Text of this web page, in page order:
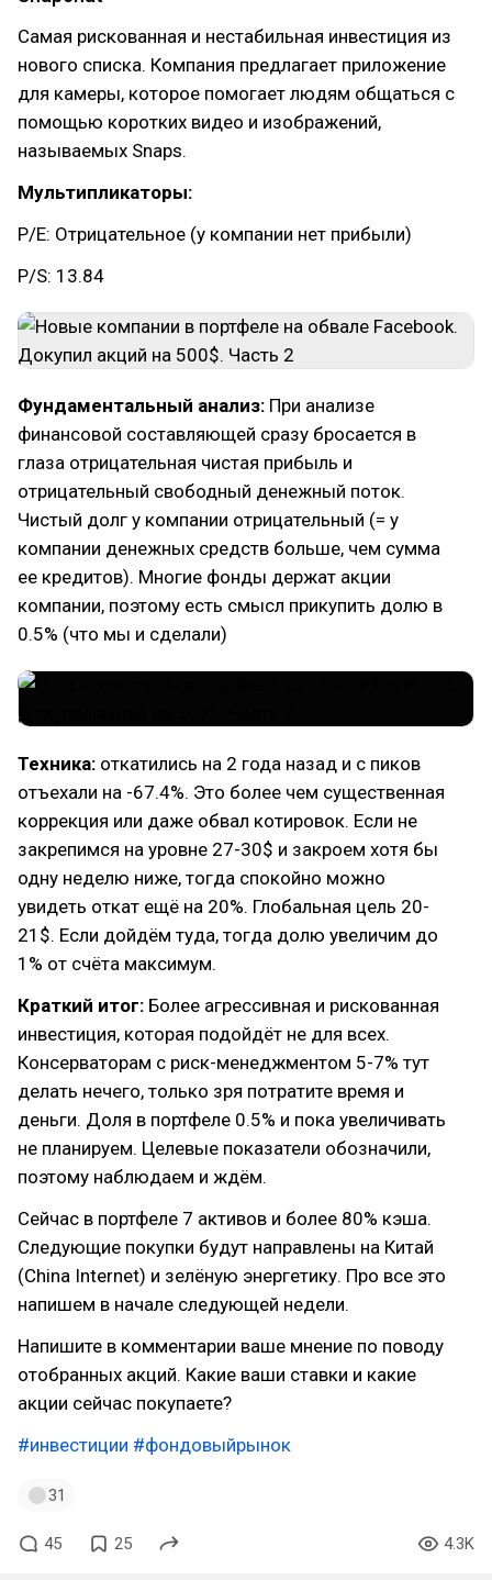
Самая рискованная и нестабильная инвестиция из
нового списка. Компания предлагает приложение
для камеры, которое помогает людям общаться с
помощью коротких видео и изображений,
называемых Snaps.
Мультипликаторы:
P/E: Отрицательное (у компании нет прибыли)
P/S: 13.84
Фундаментальный анализ: При анализе
финансовой составляющей сразу бросается в
глаза отрицательная чистая прибыль и
отрицательный свободный денежный поток.
Чистый долг у компании отрицательный (= у
компании денежных средств больше, чем сумма
ее кредитов). Многие фонды держат акции
компании, поэтому есть смысл прикупить долю в
0.5% (что мы и сделали)
Техника: откатились на 2 года назад и с пиков
отъехали на -67.4%. Это более чем существенная
коррекция или даже обвал котировок. Если не
закрепимся на уровне 27-30$ и закроем хотя бы
одну неделю ниже, тогда спокойно можно
увидеть откат ещё на 20%. Глобальная цель 20-
21$. Если дойдём туда, тогда долю увеличим до
1% от счёта максимум.
Краткий итог: Более агрессивная и рискованная
инвестиция, которая подойдёт не для всех.
Консерваторам с риск-менеджментом 5-7% тут
делать нечего, только зря потратите время и
деньги. Доля в портфеле 0.5% и пока увеличивать
не планируем. Целевые показатели обозначили,
поэтому наблюдаем и ждём.
Сейчас в портфеле 7 активов и более 80% кэша.
Следующие покупки будут направлены на Китай
(China Internet) и зелёную энергетику. Про все это
напишем в начале следующей недели.
Напишите в комментарии ваше мнение по поводу
отобранных акций. Какие ваши ставки и какие
акции сейчас покупаете?
#инвестиции #фондовыйрынок
31
45 25 4.3K